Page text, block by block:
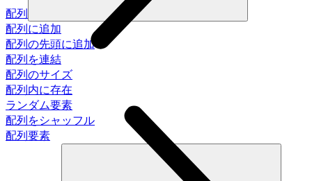
配列
配列に追加
配列の先頭に追加
配列を連結
配列のサイズ
配列内に存在
ランダム要素
配列をシャッフル
配列要素